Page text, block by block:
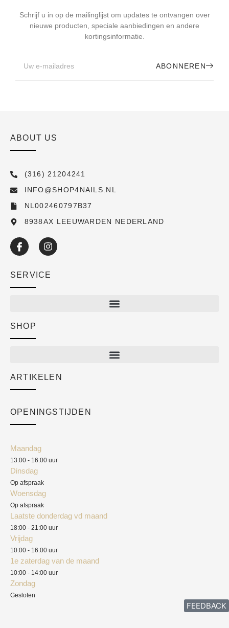
Schrijf u in op de mailinglijst om updates te ontvangen over
nieuwe producten, speciale aanbiedingen en andere
kortingsinformatie.
ABONNEREN
ABOUT US
(316) 21204241
INFO@SHOP4NAILS.NL
NL002460797B37
8938AX LEEUWARDEN NEDERLAND
SERVICE
Academy
SHOP
ARTIKELEN
OPENINGSTIJDEN
Maandag
13:00 - 16:00 uur
Dinsdag
Op afspraak
Woensdag
Op afspraak
Laatste donderdag vd maand
18:00 - 21:00 uur
Vrijdag
10:00 - 16:00 uur
1e zaterdag van de maand
10:00 - 14:00 uur
Zondag
Gesloten
FEEDBACK